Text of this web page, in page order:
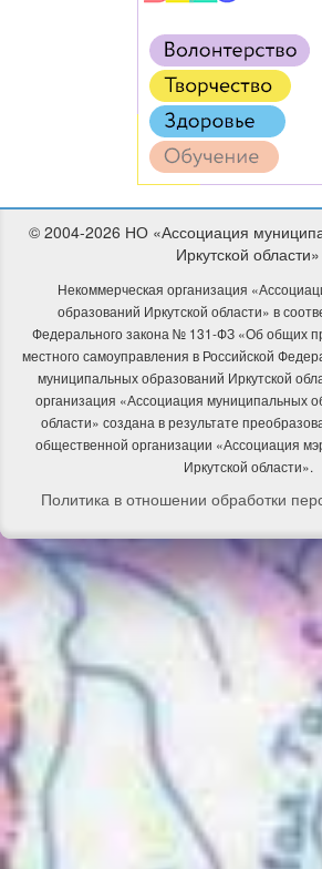
© 2004-2026 НО «Ассоциация
Иркутской области»
Некоммерческая организация
образований Иркутской области» в
Федерального закона № 131-ФЗ «Об общих
местного самоуправления в Российской
муниципальных образований Иркутской
организация «Ассоциация муниципальных
области» создана в результате
общественной организации «Ассоциация
Иркутской области».
Политика в отношении обработки